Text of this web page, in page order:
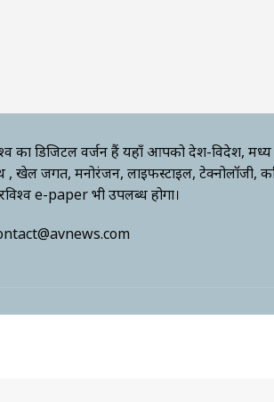
का डिजिटल वर्जन हैं यहाँ आपको देश-विदेश,
, खेल जगत, मनोरंजन, लाइफस्टाइल,
e-paper भी उपलब्ध होगा।